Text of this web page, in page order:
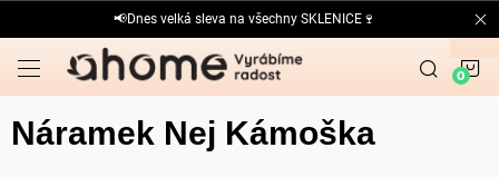
na
obsah
📢Dnes velká sleva na všechny SKLENICE🍷
Náramek Nej Kámoška